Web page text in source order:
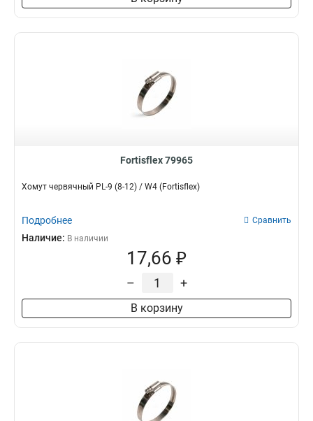
Fortisflex 79965
Хомут червячный PL-9 (8-12) / W4 (Fortisflex)
Подробнее Сравнить
Наличие: В наличии
17,66 ₽
– +
В корзину